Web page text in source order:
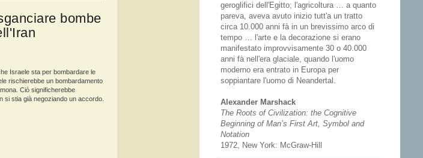
bombe
Israele sta per bombardare le
rischierebbe un bombardamento
Ciò significherebbe
si stia già negoziando un accordo.
geroglifici dell'Egitto; l'agricoltura … a quanto
pareva, aveva avuto inizio tutt'a un tratto
circa 10.000 anni fà in un brevissimo arco di
tempo … l'arte e la decorazione si erano
manifestato improvvisamente 30 o 40.000
anni fà nell'era glaciale, quando l'uomo
moderno era entrato in Europa per
soppiantare l'uomo di Neandertal.
Alexander Marshack
The Roots of Civilization: the Cognitive
Beginning of Man’s First Art, Symbol and
Notation
1972, New York: McGraw-Hill